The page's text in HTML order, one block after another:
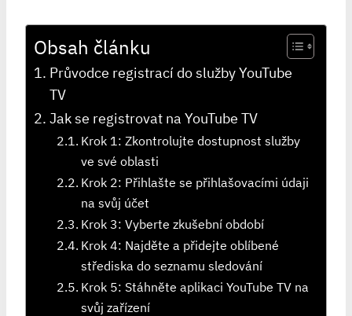
Obsah článku
Průvodce registrací do služby YouTube
TV
Jak se registrovat na YouTube TV
Krok 1: Zkontrolujte dostupnost služby
ve své oblasti
Krok 2: Přihlašte se přihlašovacími údaji
na svůj účet
Krok 3: Vyberte zkušební období
Krok 4: Najděte a přidejte oblíbené
střediska do seznamu sledování
Krok 5: Stáhněte aplikaci YouTube TV na
svůj zařízení